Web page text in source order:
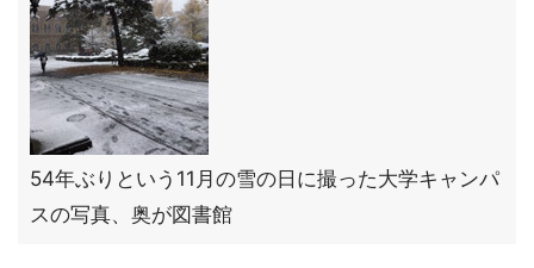
54年ぶりという11月の雪の日に撮った大学キャンパ
スの写真、奥が図書館